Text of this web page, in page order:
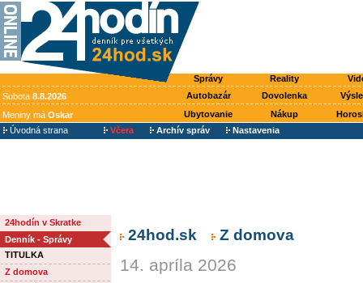
Správy Reality
Sobota 8.8.2026 Autobazár Dovolenka
Meniny má Oskar Ubytovanie Nákup
Úvodná strana
Včera Archív správ Nastavenia
24hodín v Skratke
Denník - Správy
TITULKA
Z domova
24hod.sk Z domova
14. apríla 2026